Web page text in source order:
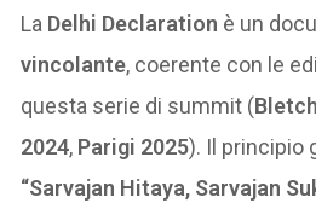
La Delhi Declaration è un
vincolante, coerente con le
questa serie di summit (
2024, Parigi 2025). Il principio
“Sarvajan Hitaya, Sarvajan